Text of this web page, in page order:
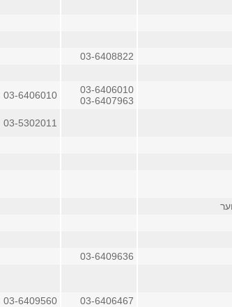
03-6408822
03-6406010
03-6407963
03-6406010
03-5302011
03-6409636
03-6406467
03-6409560